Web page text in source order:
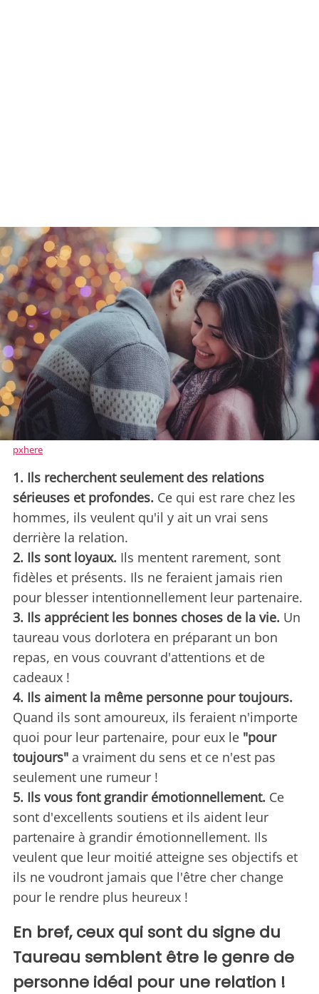
pxhere
1. Ils recherchent seulement des relations
sérieuses et profondes. Ce qui est rare chez les
hommes, ils veulent qu'il y ait un vrai sens
derrière la relation.
2. Ils sont loyaux. Ils mentent rarement, sont
fidèles et présents. Ils ne feraient jamais rien
pour blesser intentionnellement leur partenaire.
3. Ils apprécient les bonnes choses de la vie. Un
taureau vous dorlotera en préparant un bon
repas, en vous couvrant d'attentions et de
cadeaux !
4. Ils aiment la même personne pour toujours.
Quand ils sont amoureux, ils feraient n'importe
quoi pour leur partenaire, pour eux le "pour
toujours" a vraiment du sens et ce n'est pas
seulement une rumeur !
5. Ils vous font grandir émotionnellement. Ce
sont d'excellents soutiens et ils aident leur
partenaire à grandir émotionnellement. Ils
veulent que leur moitié atteigne ses objectifs et
ils ne voudront jamais que l'être cher change
pour le rendre plus heureux !
En bref, ceux qui sont du signe du
Taureau semblent être le genre de
personne idéal pour une relation !